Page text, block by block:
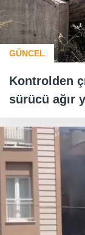
GÜNCEL
Kontrolden
sürücü ağır